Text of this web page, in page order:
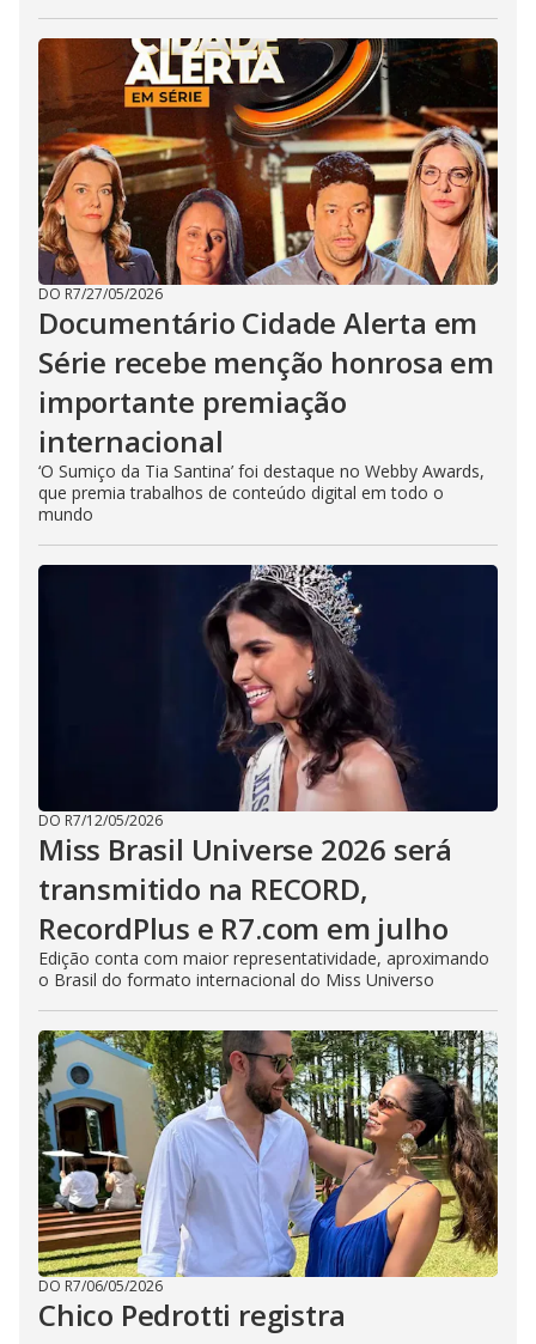
DO R7/27/05/2026
Documentário Cidade Alerta em
Série recebe menção honrosa em
importante premiação
internacional
‘O Sumiço da Tia Santina’ foi destaque no Webby Awards,
que premia trabalhos de conteúdo digital em todo o
mundo
DO R7/12/05/2026
Miss Brasil Universe 2026 será
transmitido na RECORD,
RecordPlus e R7.com em julho
Edição conta com maior representatividade, aproximando
o Brasil do formato internacional do Miss Universo
DO R7/06/05/2026
Chico Pedrotti registra